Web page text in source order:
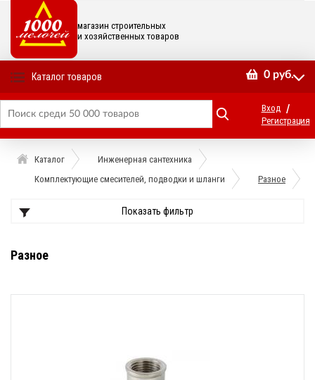
магазин строительных
и хозяйственных товаров
Каталог товаров 0 руб.
Вход /
Регистрация
Каталог
Инженерная сантехника
Комплектующие смесителей, подводки и шланги
Разное
Показать фильтр
Разное